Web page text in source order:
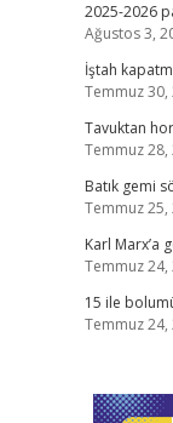
2025-2026
Ağustos 3,
İştah
Temmuz 30,
Tavuktan
Temmuz 28,
Batık gemi
Temmuz 25,
Karl Marx’a
Temmuz 24,
15 ile
Temmuz 24,